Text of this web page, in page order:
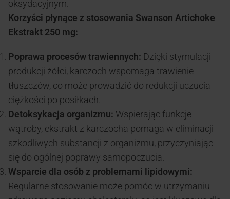
oksydacyjnym.
Korzyści płynące z stosowania Swanson Artichoke
Ekstrakt 250 mg:
Poprawa procesów trawiennych: Dzięki stymulacji
produkcji żółci, karczoch wspomaga trawienie
tłuszczów, co może prowadzić do redukcji uczucia
ciężkości po posiłkach.
Detoksykacja organizmu: Wspierając funkcje
wątroby, ekstrakt z karczocha pomaga w eliminacji
szkodliwych substancji z organizmu, przyczyniając
się do ogólnej poprawy samopoczucia.
Wsparcie dla osób z problemami lipidowymi:
Regularne stosowanie może pomóc w utrzymaniu